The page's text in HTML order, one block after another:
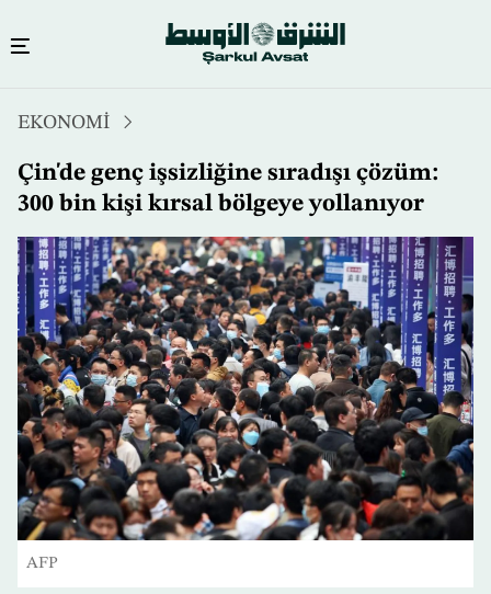
atla
EKONOMİ
Çin'de genç işsizliğine sıradışı çözüm:
300 bin kişi kırsal bölgeye yollanıyor
AFP